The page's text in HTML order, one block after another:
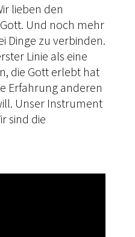
lieben den
Und noch mehr
Dinge zu verbinden.
Linie als eine
die Gott erlebt hat
Erfahrung anderen
Unser Instrument
sind die